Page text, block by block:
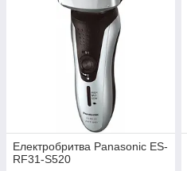
Електробритва Panasonic ES-
RF31-S520